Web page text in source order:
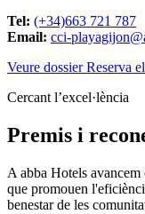
Tel: (+34)663 721 787
Email: cci-
Veure dossierReserva
Cercant l’excel·lència
Premis i
A abba Hotels
que promouen
benestar de les